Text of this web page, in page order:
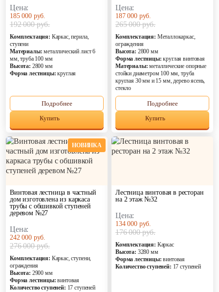
Недорогие
Новинка
Хит продаж
Эконом
Элитные
пн-пт: 9:00-19:00 , сб-вс: 9:00-18:00
Цена:
185 000 руб.
192 000 руб.
Комплектация: Каркас, перила,
ступени
Материалы: металлический лист 6
мм, труба 100 мм
Высота: 2800 мм
Форма лестницы: круглая
Подробнее
Купить
Цена:
187 000 руб.
265 000 руб.
Комплектация: Металлокаркас,
ограждения
Высота: 2800 мм
Форма лестницы: круглая винтовая
Материалы: металлические опорные
стойки диаметром 100 мм, труба
круглая 30 мм и 15 мм, дерево ясень,
стекло
Подробнее
Купить
НОВИНКА
Винтовая лестница в частный
дом изготовлена из каркаса
трубы с обшивкой ступеней
деревом №27
Цена:
242 000 руб.
276 000 руб.
Комплектация: Каркас, ступени,
ограждения
Высота: 2900 мм
Форма лестницы: винтовая
Количество ступеней: 17 ступеней
Лестница винтовая в ресторан
на 2 этаж №32
Цена:
134 000 руб.
176 000 руб.
Комплектация: Каркас
Высота: 3280 мм
Форма лестницы: винтовая
Количество ступеней: 17 ступеней